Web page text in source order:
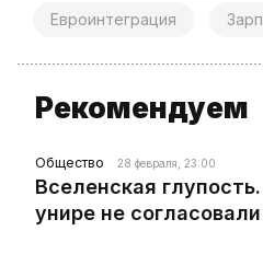
Евроинтеграция
Рекомендуем
Общество 28 февраля, 23:00
Вселенская
унире не